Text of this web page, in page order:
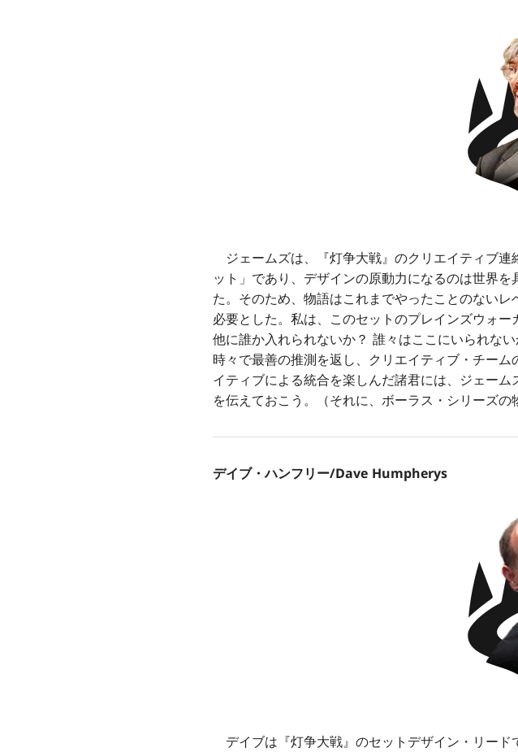
ジェームズは、『灯争大戦』のクリエイティブ
ット」であり、デザインの原動力になるのは世界
た。そのため、物語はこれまでやったことのない
必要とした。私は、このセットのプレインズウォ
他に誰か入れられないか？ 誰々はここにいられな
時々で最善の推測を返し、クリエイティブ・チー
イティブによる統合を楽しんだ諸君には、ジェー
を伝えておこう。（それに、ボーラス・シリーズ
デイブ・ハンフリー/Dave Humpherys
デイブは『灯争大戦』のセットデザイン・リー